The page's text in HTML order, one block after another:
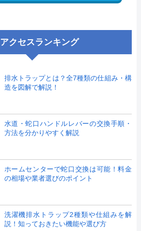
アクセスランキング
排水トラップとは？全7種類の仕組み・構
造を図解で解説！
水道・蛇口ハンドルレバーの交換手順・
方法を分かりやすく解説
ホームセンターで蛇口交換は可能！料金
の相場や業者選びのポイント
洗濯機排水トラップ2種類や仕組みを解
説！知っておきたい機能や選び方